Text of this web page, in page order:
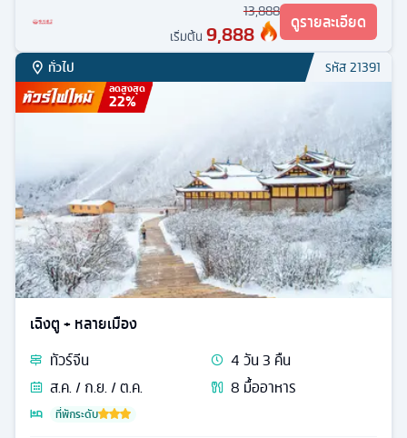
13,888
เริ่มต้น 9,888 ดูรายละเอียด
ทั่วไป รหัส21391
ลดสูงสุด
22%
เฉิงตู + หลายเมือง
ทัวร์จีน 4วัน3 คืน
ส.ค. / ก.ย. / ต.ค.
8 มื้ออาหาร
ที่พักระดับ